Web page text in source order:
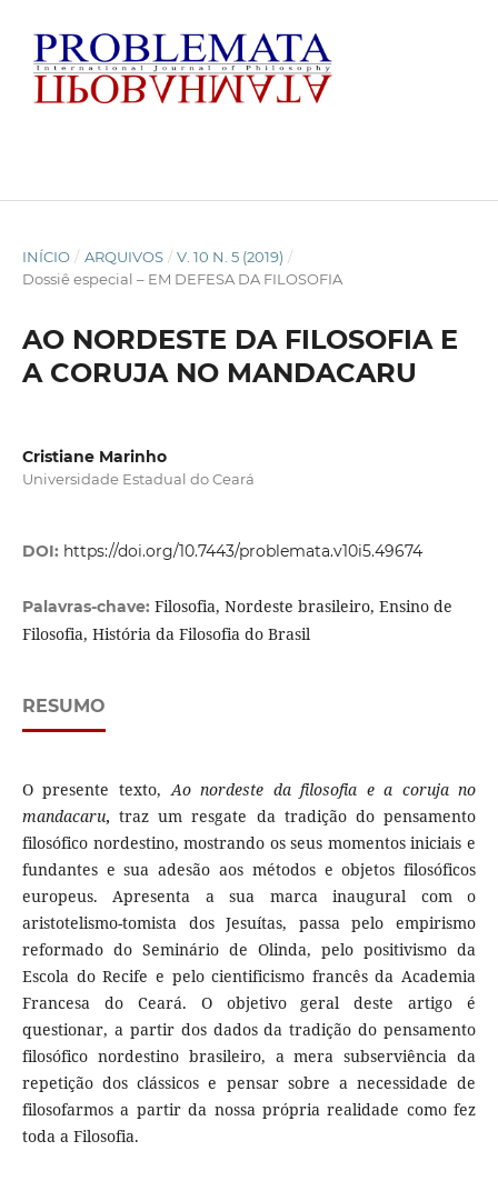
INÍCIO / ARQUIVOS / V. 10 N. 5 (2019) /
Dossiê especial – EM DEFESA DA FILOSOFIA
AO NORDESTE DA FILOSOFIA E
A CORUJA NO MANDACARU
Cristiane Marinho
Universidade Estadual do Ceará
DOI: https://doi.org/10.7443/problemata.v10i5.49674
Palavras-chave: Filosofia, Nordeste brasileiro, Ensino de
Filosofia, História da Filosofia do Brasil
RESUMO
O presente texto,Ao nordeste da filosofia e a coruja no
mandacaru,traz um resgate da tradição do pensamento
filosófico nordestino, mostrando os seus momentos iniciais e
fundantes e sua adesão aos métodos e objetos filosóficos
europeus. Apresenta a sua marca inaugural com o
aristotelismo-tomista dos Jesuítas, passa pelo empirismo
reformado do Seminário de Olinda, pelo positivismo da
Escola do Recife e pelo cientificismo francês da Academia
Francesa do Ceará. O objetivo geral deste artigo é
questionar, a partir dos dados da tradição do pensamento
filosófico nordestino brasileiro, a mera subserviência da
repetição dos clássicos e pensar sobre a necessidade de
filosofarmos a partir da nossa própria realidade como fez
toda a Filosofia.